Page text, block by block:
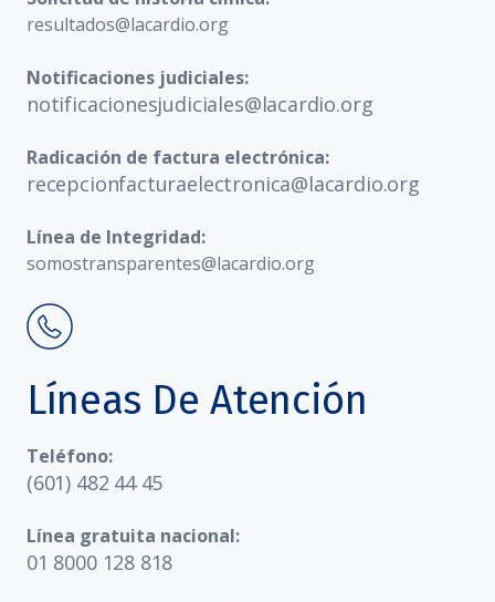
resultados@lacardio.org
Notificaciones judiciales:
notificacionesjudiciales@lacardio.org
Radicación de factura electrónica:
recepcionfacturaelectronica@lacardio.org
Línea de Integridad:
somostransparentes@lacardio.org
Líneas De Atención
Teléfono:
(601) 482 44 45
Línea gratuita nacional:
01 8000 128 818